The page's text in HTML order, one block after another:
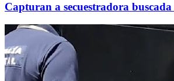
Capturan a secuestradora buscada